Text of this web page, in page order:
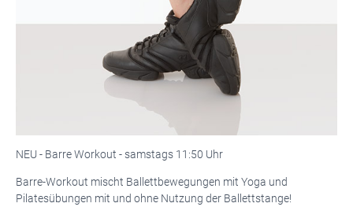
NEU - Barre Workout - samstags 11:50 Uhr
Barre-Workout mischt Ballettbewegungen mit Yoga und
Pilatesübungen mit und ohne Nutzung der Ballettstange!